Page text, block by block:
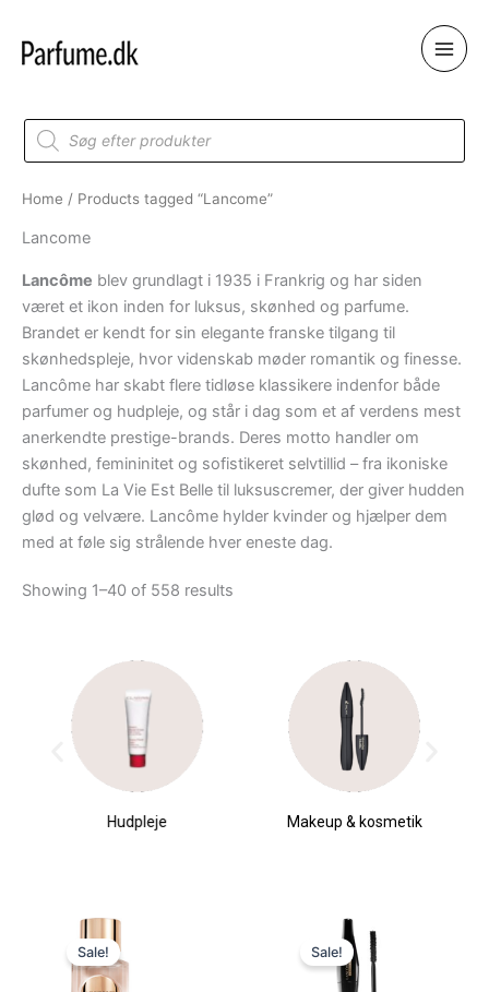
content
Products
search
Home / Products tagged “Lancome”
Lancome
Lancôme blev grundlagt i 1935 i Frankrig og har siden
været et ikon inden for luksus, skønhed og parfume.
Brandet er kendt for sin elegante franske tilgang til
skønhedspleje, hvor videnskab møder romantik og finesse.
Lancôme har skabt flere tidløse klassikere indenfor både
parfumer og hudpleje, og står i dag som et af verdens mest
anerkendte prestige-brands. Deres motto handler om
skønhed, femininitet og sofistikeret selvtillid – fra ikoniske
dufte som La Vie Est Belle til luksuscremer, der giver hudden
glød og velvære. Lancôme hylder kvinder og hjælper dem
med at føle sig strålende hver eneste dag.
Showing 1–40 of 558 results
Hudpleje Makeup & kosmetik
Sale!
was:
is:
Sale!
Original
price
was:
290,00 kr..